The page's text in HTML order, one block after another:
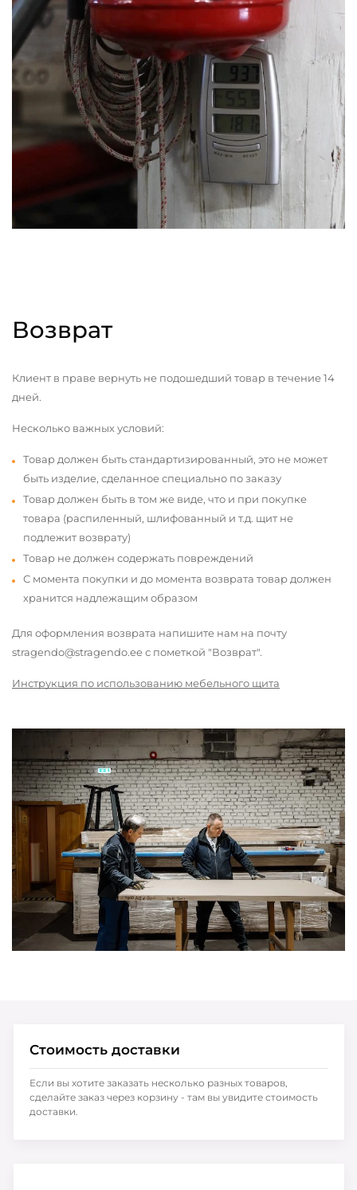
Возврат
Клиент в праве вернуть не подошедший товар в течение 14
дней.
Несколько важных условий:
Товар должен быть стандартизированный, это не может
быть изделие, сделанное специально по заказу
Товар должен быть в том же виде, что и при покупке
товара (распиленный, шлифованный и т.д. щит не
подлежит возврату)
Товар не должен содержать повреждений
С момента покупки и до момента возврата товар должен
хранится надлежащим образом
Для оформления возврата напишите нам на почту
stragendo@stragendo.ee с пометкой "Возврат".
Инструкция по использованию мебельного щита
Стоимость доставки
Если вы хотите заказать несколько разных товаров,
сделайте заказ через корзину - там вы увидите стоимость
доставки.